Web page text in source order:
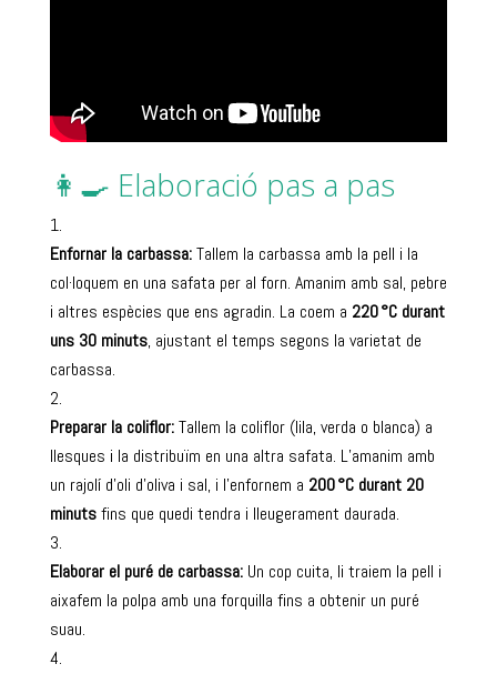
👩‍🍳 Elaboració pas a pas
Enfornar la carbassa:Tallem la carbassa amb la pell i la
col·loquem en una safata per al forn. Amanim amb sal, pebre
i altres espècies que ens agradin. La coem a 220 °C durant
uns 30 minuts, ajustant el temps segons la varietat de
carbassa.
Preparar la coliflor:Tallem la coliflor (lila, verda o blanca) a
llesques i la distribuïm en una altra safata. L’amanim amb
un rajolí d’oli d’oliva i sal, i l’enfornem a 200 °C durant 20
minutsfins que quedi tendra i lleugerament daurada.
Elaborar el puré de carbassa:Un cop cuita, li traiem la pell i
aixafem la polpa amb una forquilla fins a obtenir un puré
suau.